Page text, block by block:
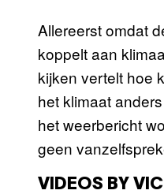
Allereerst omdat
koppelt aan
kijken vertelt hoe
het klimaat
het weerbericht
geen
VIDEOS BY